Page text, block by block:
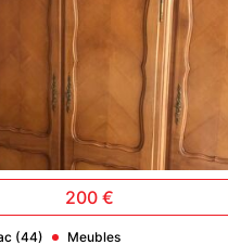
200 €
(44) Meubles